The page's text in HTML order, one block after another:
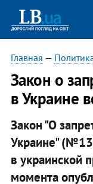
Главная —
Закон о
в Украине
Закон "О
Украине"
в украинской
момента